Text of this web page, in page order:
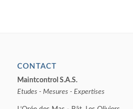
06/05/2024 - 09:28